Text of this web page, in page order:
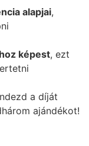
alapjai,
képest, ezt
a díját
ajándékot!